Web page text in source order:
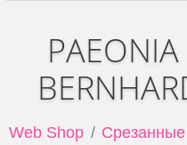
Web Shop